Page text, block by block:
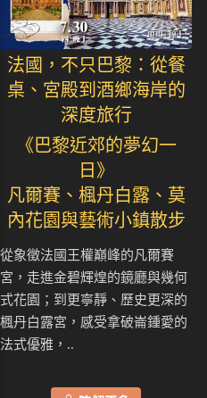
法國，不只巴黎：從餐
桌、宮殿到酒鄉海岸的
深度旅行
《巴黎近郊的夢幻一
日》
凡爾賽、楓丹白露、莫
內花園與藝術小鎮散步
從象徵法國王權巔峰的凡爾賽
宮，走進金碧輝煌的鏡廳與幾何
式花園；到更寧靜、歷史更深的
楓丹白露宮，感受拿破崙鍾愛的
法式優雅，..